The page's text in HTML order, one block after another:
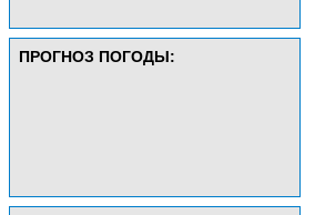
ПРОГНОЗ ПОГОДЫ: